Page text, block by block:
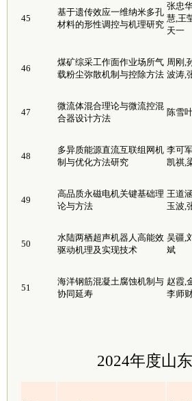
45
基于遗传效应一维纳米多孔
材料的形性调控与机理研究
张忠
慧,王
天一
46
煤矿综采工作面作业场所气
载粉尘弥散机制与控除方法
周刚,
波涛,
47
微流体混合理论与微流控混
合器设计方法
陈雪
48
多异质能源直流互联组网机
制与优化方法研究
李可
凯祺,
49
高品质永磁电机关键基础理
论与方法
王道
玉波,
50
水陆两栖超声机器人高能效
驱动机理及实现技术
吴疆,
斌
51
海洋钢筋混凝土腐蚀机制与
协同延寿
赵霞,
李师
2024年度山